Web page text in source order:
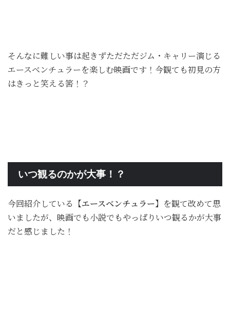
そんなに難しい事は起きずただただジム・キャリー演じる
エースベンチュラーを楽しむ映画です！今観ても初見の方
はきっと笑える筈！？
いつ観るのかが大事！？
今回紹介している 【エースベンチュラー】 を観て改めて思
いましたが、映画でも小説でもやっぱりいつ観るかが大事
だと感じました！